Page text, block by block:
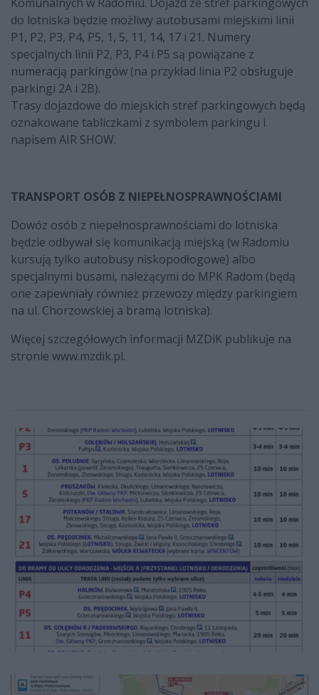
do lotniska będzie możliwy autobusami miejskimi linii
P1, P2, P3, P4, P5, 1, 5, 11, 14, 17 i 21. Numery
specjalnych linii P2, P3, P4 i P5 są powiązane z
numeracją parkingów (na przykład linia P2 obsługuje
parkingi 2A i 2B).
Trasy dojazdowe do miejskich stref parkingowych będą
oznakowane tabliczkami z symbolem parkingu i
napisem AIR SHOW.
TRANSPORT OSÓB Z NIEPEŁNOSPRAWNOŚCIAMI
Dowóz osób z niepełnosprawnościami do lotniska
będzie odbywał się komunikacją miejską (w Radomiu
kursują tylko autobusy niskopodłogowe) albo
specjalnymi busami, należącymi do MPK Radom (będą
one zapewniały również przewozy między parkingiem
na ul. Chorzowskiej a bramą lotniska).
Więcej szczegółowych informacji MZDiK publikuje na
stronie www.mzdik.pl.